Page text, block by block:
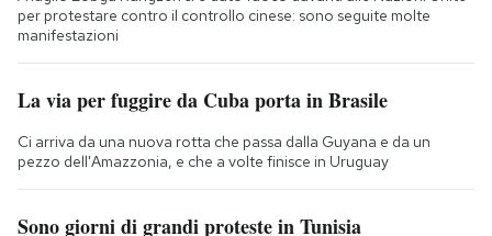
per protestare contro il controllo cinese: sono seguite molte
manifestazioni
La via per fuggire da Cuba porta in Brasile
Ci arriva da una nuova rotta che passa dalla Guyana e da un
pezzo dell'Amazzonia, e che a volte finisce in Uruguay
Sono giorni di grandi proteste in Tunisia